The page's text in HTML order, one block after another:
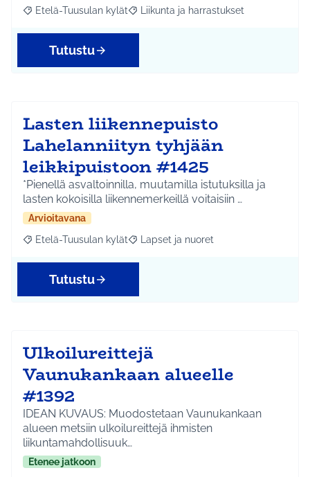
Rajaa tulokset aihepiirin mukaan: Etelä-Tuusulan kylät
Etelä-Tuusulan kylät Rajaa tulokset teeman mukaan:
Liikunta ja harrastukset
Tutustu
Lasten liikennepuisto
Lahelanniityn tyhjään
leikkipuistoon #1425
*Pienellä asvaltoinnilla, muutamilla istutuksilla ja
lasten kokoisilla liikennemerkeillä voitaisiin …
Arvioitavana
Rajaa tulokset aihepiirin mukaan: Etelä-Tuusulan kylät
Etelä-Tuusulan kylät Rajaa tulokset teeman mukaan: Lapset
Lapset ja nuoret
Tutustu
Ulkoilureittejä
Vaunukankaan alueelle
#1392
IDEAN KUVAUS: Muodostetaan Vaunukankaan
alueen metsiin ulkoilureittejä ihmisten
liikuntamahdollisuuk…
Etenee jatkoon